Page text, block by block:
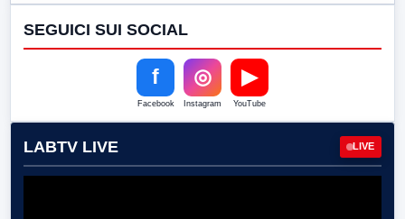
SEGUICI SUI SOCIAL
f
Facebook
◎
Instagram
▶
YouTube
LABTV LIVE LIVE